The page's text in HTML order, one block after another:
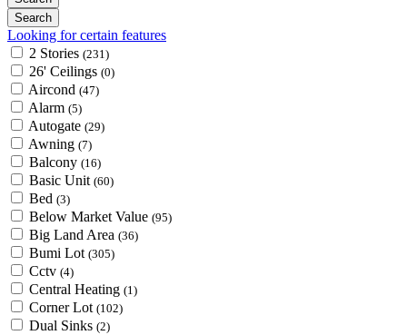
Looking for certain features
2 Stories (231)
26' Ceilings (0)
Aircond (47)
Alarm (5)
Autogate (29)
Awning (7)
Balcony (16)
Basic Unit (60)
Bed (3)
Below Market Value (95)
Big Land Area (36)
Bumi Lot (305)
Cctv (4)
Central Heating (1)
Corner Lot (102)
Dual Sinks (2)